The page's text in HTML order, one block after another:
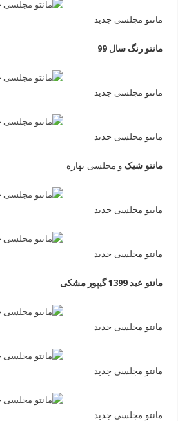
مانتو مجلسی جدید
مانتو رنگ سال 99
مانتو مجلسی جدید
مانتو مجلسی جدید
مانتو شیک و مجلسی بهاره
مانتو مجلسی جدید
مانتو مجلسی جدید
مانتو عید 1399 گیپور مشکی
مانتو مجلسی جدید
مانتو مجلسی جدید
مانتو مجلسی جدید